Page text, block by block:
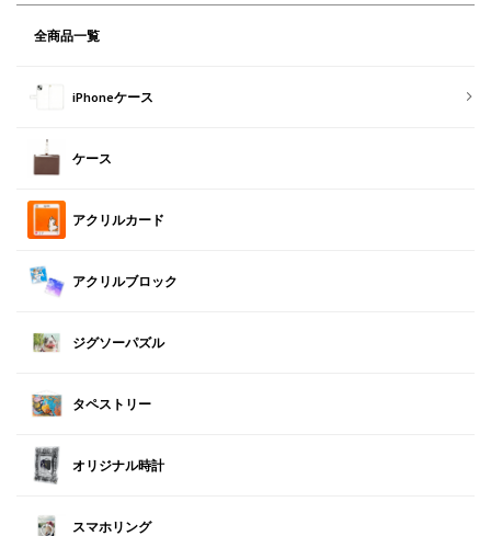
全商品一覧
iPhoneケース
ケース
アクリルカード
アクリルブロック
ジグソーパズル
タペストリー
オリジナル時計
スマホリング